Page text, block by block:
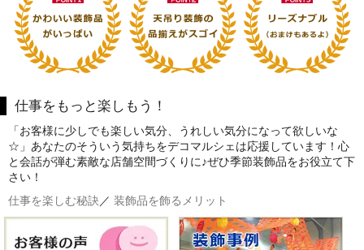
仕事をもっと楽しもう！
「お客様に少しでも楽しい気分、うれしい気分になって欲しいな
☆」あなたのそういう気持ちをデコマルシェは応援しています！心
と会話が弾む素敵な店舗空間づくりに♪ぜひ季節装飾品をお役立て下
さい！
仕事を楽しむ秘訣／ 装飾品を飾るメリット